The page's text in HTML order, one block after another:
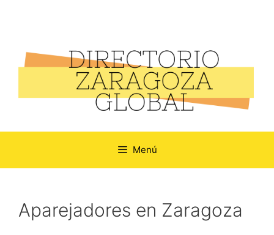
Menú
Aparejadores en Zaragoza